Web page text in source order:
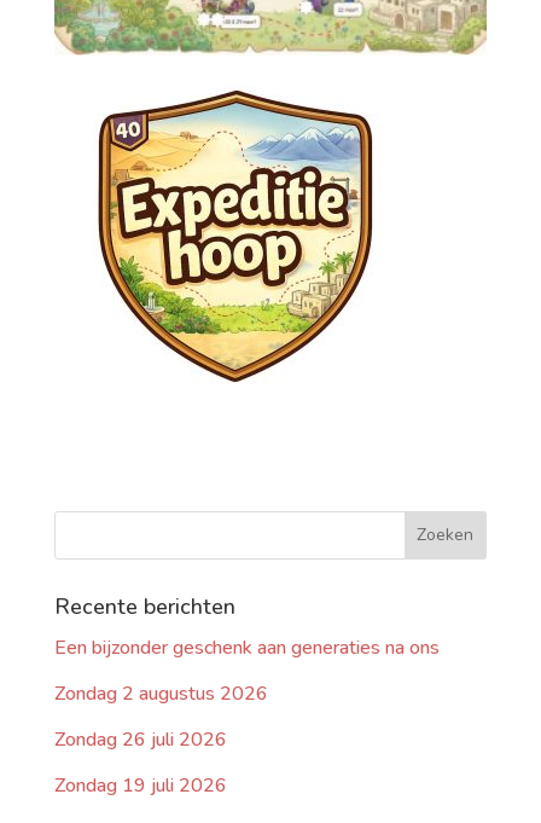
Recente berichten
Een bijzonder geschenk aan generaties na ons
Zondag 2 augustus 2026
Zondag 26 juli 2026
Zondag 19 juli 2026